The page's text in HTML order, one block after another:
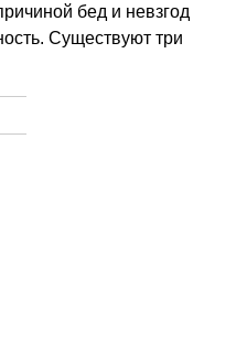
бед и невзгод
Существуют три